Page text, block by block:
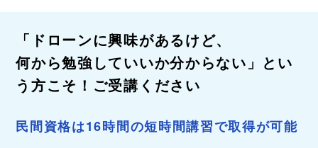
「ドローンに興味があるけど、
何から勉強していいか分からない」とい
う方こそ！ご受講ください
民間資格は16時間の短時間講習で取得が可能